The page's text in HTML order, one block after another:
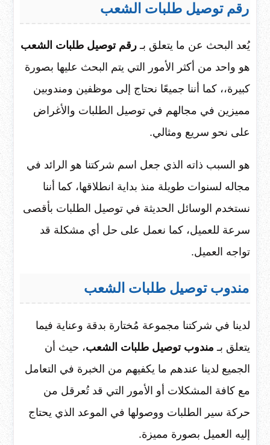
رقم توصيل طلبات الشعب
يُعد البحث عن ما يتعلق بـ رقم توصيل طلبات الشعب
هو واحد من أكثر الأمور التي يتم البحث عليها بصورة
كبيرة،، كما أننا جميعًا نحتاج إلى موظفين ومندوبين
مميزين في مجالهم في توصيل الطلبات والأغراض
على نحو سريع ومثالي.
هو السبب ذاته الذي جعل اسم شركتنا هو الرائد في
مجاله لسنوات طويلة منذ بداية انطلاقها، كما أننا
نستخدم الوسائل الحديثة في توصيل الطلبات بأقصى
سرعة للعميل، كما نعمل على حل أي مشكلة قد
تواجه العميل.
مندوب توصيل طلبات الشعب
لدينا في شركتنا مجموعة مُختارة بدقة وعناية فيما
يتعلق بـ مندوب توصيل طلبات الشعب، حيث أن
الجميع لدينا عندهم ما يكفيهم من الخبرة في التعامل
مع كافة المشكلات أو الأمور التي قد تُعرقل من
حركة سير الطلبات ووصولها في الموعد الذي يحتاج
إليه العميل بصورة مميزة.